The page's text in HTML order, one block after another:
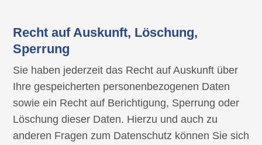
Recht auf Auskunft, Löschung,
Sperrung
Sie haben jederzeit das Recht auf Auskunft über
Ihre gespeicherten personenbezogenen Daten
sowie ein Recht auf Berichtigung, Sperrung oder
Löschung dieser Daten. Hierzu und auch zu
anderen Fragen zum Datenschutz können Sie sich